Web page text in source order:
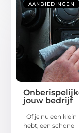
AANBIEDINGEN
jouw bedrijf
Of je nu een
hebt, een schone